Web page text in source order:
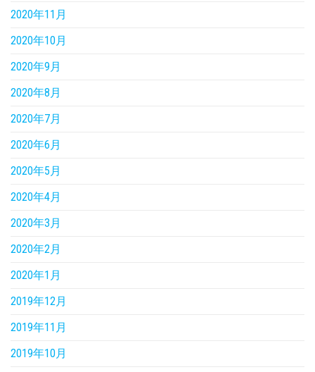
2020年11月
2020年10月
2020年9月
2020年8月
2020年7月
2020年6月
2020年5月
2020年4月
2020年3月
2020年2月
2020年1月
2019年12月
2019年11月
2019年10月